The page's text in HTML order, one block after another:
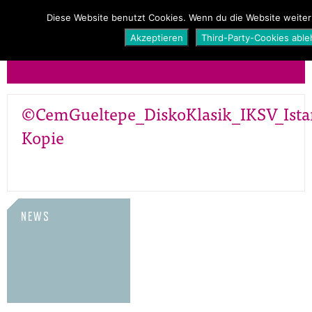
PROGRAMM ÜBER UNS NEWS
Kopie
NEWS
Diese Website benutzt Cookies. Wenn du die Website
Akzeptieren
Third-Party-Cookies